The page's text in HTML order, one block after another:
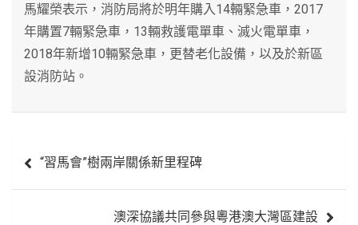
馬耀榮表示，消防局將於明年購入14輛緊急車，2017
年購置7輛緊急車，13輛救護電單車、滅火電單車，
2018年新增10輛緊急車，更替老化設備，以及於新區
設消防站。
章 “習馬會”樹兩岸關係新里程碑
澳深協議共同參與粵港澳大灣區建設